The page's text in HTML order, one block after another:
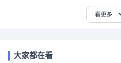
看更多
大家都在看